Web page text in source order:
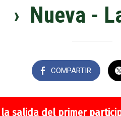
› Nueva -
COMPARTIR
salida del primer